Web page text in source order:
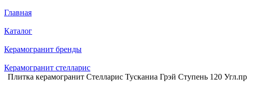
Главная
Каталог
Керамогранит бренды
Керамогранит стелларис
Плитка керамогранит Стелларис Тусканиа Грэй Ступень 120 Угл.пр